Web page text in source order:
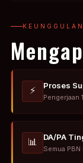
KEUNGGULAN
⚡ Proses
Pengerjaan
📊 DA/PA
Semua